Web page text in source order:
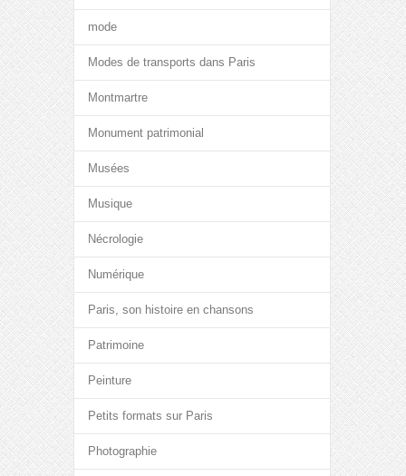
mode
Modes de transports dans Paris
Montmartre
Monument patrimonial
Musées
Musique
Nécrologie
Numérique
Paris, son histoire en chansons
Patrimoine
Peinture
Petits formats sur Paris
Photographie